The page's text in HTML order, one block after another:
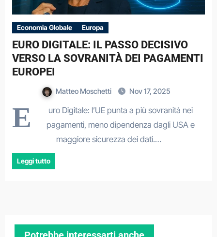
Economia Globale Europa
EURO DIGITALE: IL PASSO DECISIVO
VERSO LA SOVRANITÀ DEI PAGAMENTI
EUROPEI
Matteo Moschetti Nov 17, 2025
E
uro Digitale: l’UE punta a più sovranità nei
pagamenti, meno dipendenza dagli USA e
maggiore sicurezza dei dati.…
Leggi tutto